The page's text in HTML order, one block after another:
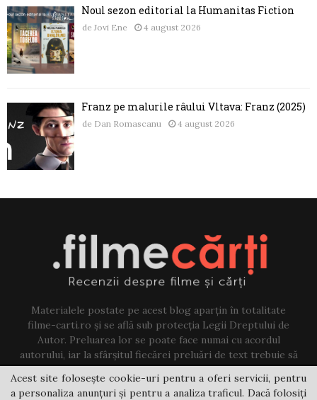
Noul sezon editorial la Humanitas Fiction
de Jovi Ene 4 august 2026
Franz pe malurile râului Vltava: Franz (2025)
de Dan Romascanu 4 august 2026
Materialele postate pe acest blog aparțin în totalitate
filme-carti.ro și se află sub protecția Legii Dreptului de
Autor. Preluarea lor se poate face numai cu acordul
autorului, iar la sfârșitul fiecărei preluări de text trebuie să
existe un link către acest blog.
Contact us:jovi@filme-carti.ro
Acest site folosește cookie-uri pentru a oferi servicii, pentru
a personaliza anunțuri și pentru a analiza traficul. Dacă folosiți